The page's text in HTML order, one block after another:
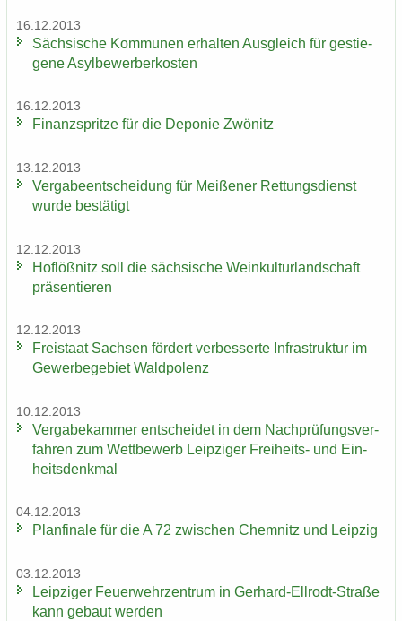
16.12.2013
Säch­si­sche Kom­mu­nen er­hal­ten Aus­gleich für ge­stie­
ge­ne Asyl­be­wer­ber­kos­ten
16.12.2013
Fi­nanz­sprit­ze für die De­po­nie Zwö­nitz
13.12.2013
Ver­ga­be­ent­schei­dung für Mei­ße­ner Ret­tungs­dienst
wurde be­stä­tigt
12.12.2013
Hof­löß­nitz soll die säch­si­sche Wein­kul­tur­land­schaft
prä­sen­tie­ren
12.12.2013
Frei­staat Sach­sen för­dert ver­bes­ser­te In­fra­struk­tur im
Ge­wer­be­ge­biet Wald­po­lenz
10.12.2013
Ver­ga­be­kam­mer ent­schei­det in dem Nach­prü­fungs­ver­
fah­ren zum Wett­be­werb Leip­zi­ger Freiheits-​ und Ein­
heits­denk­mal
04.12.2013
Plan­fi­na­le für die A 72 zwi­schen Chem­nitz und Leip­zig
03.12.2013
Leip­zi­ger Feu­er­wehr­zen­trum in Gerhard-​Ellrodt-Straße
kann ge­baut wer­den